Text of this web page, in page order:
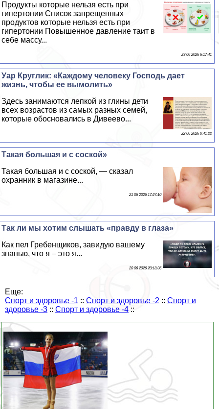
Продукты которые нельзя есть при
гипертонии Список запрещенных
продуктов которые нельзя есть при
гипертонии Повышенное давление таит в
себе массу...
23 06 2026 6:17:41
Уар Круглик: «Каждому человеку Господь дает
жизнь, чтобы ее вымолить»
Здесь занимаются лепкой из глины дети
всех возрастов из самых разных семей,
которые обосновались в Дивеево...
22 06 2026 0:41:22
Такая большая и с соской»
Такая большая и с соской, — сказал
охранник в магазине...
21 06 2026 17:27:10
Так ли мы хотим слышать «правду в глаза»
Как пел Гребенщиков, завидую вашему
знанью, что я – это я...
20 06 2026 20:18:36
Еще:
Спорт и здоровье -1 :: Спорт и здоровье -2 :: Спорт и
здоровье -3 :: Спорт и здоровье -4 ::